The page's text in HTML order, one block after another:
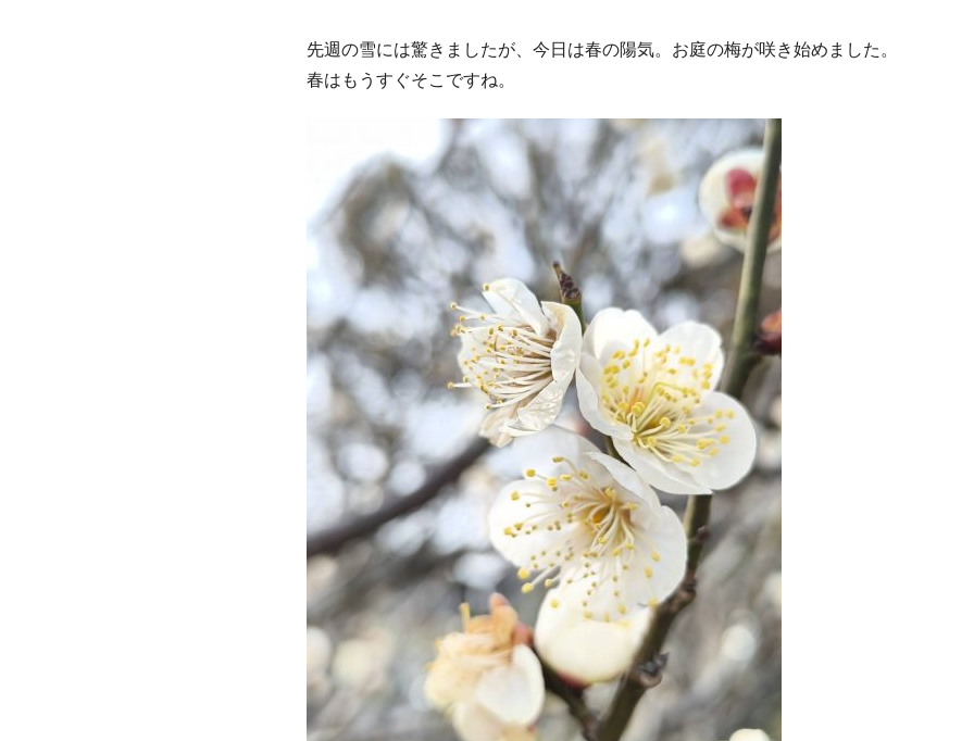
先週の雪には驚きましたが、今日は春の陽気。お庭の梅が咲き始めました。
春はもうすぐそこですね。